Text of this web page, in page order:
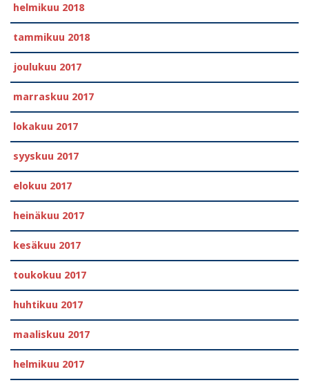
helmikuu 2018
tammikuu 2018
joulukuu 2017
marraskuu 2017
lokakuu 2017
syyskuu 2017
elokuu 2017
heinäkuu 2017
kesäkuu 2017
toukokuu 2017
huhtikuu 2017
maaliskuu 2017
helmikuu 2017